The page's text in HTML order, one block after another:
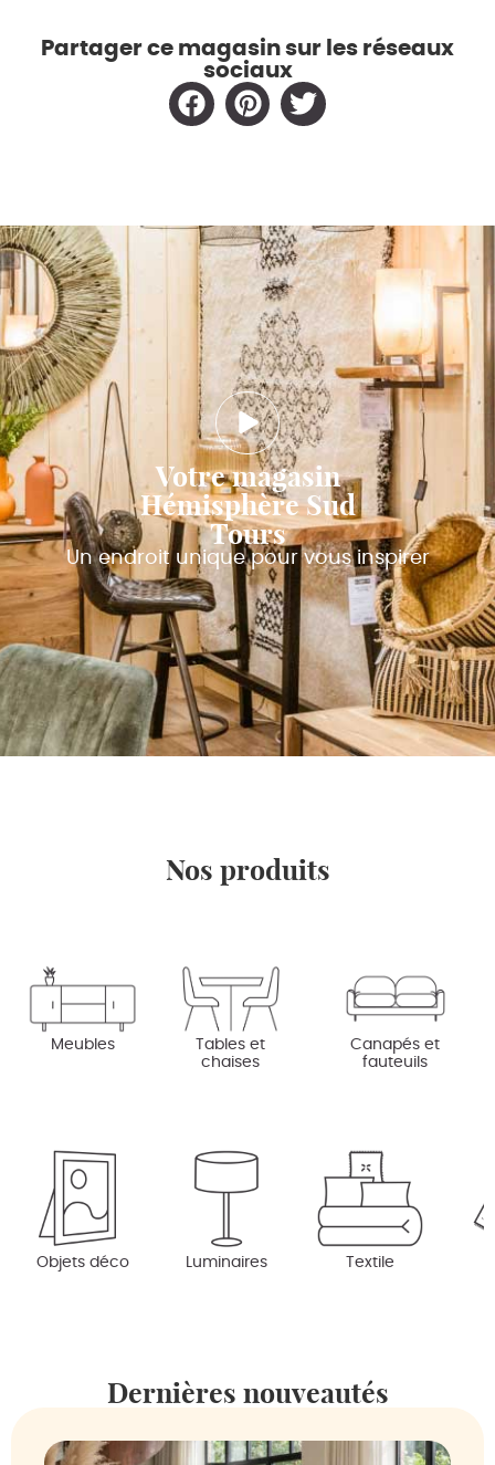
Partager ce magasin sur les réseaux
sociaux
Votre magasin
Hémisphère Sud
Tours
Un endroit unique pour vous inspirer
Nos produits
Meubles
Tables et
chaises
Canapés et
fauteuils
Objets déco Luminaires Textile
Dernières nouveautés